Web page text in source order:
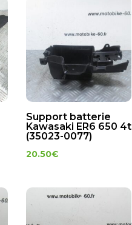
Support batterie
Kawasaki ER6 650 4t
(35023-0077)
20.50€